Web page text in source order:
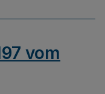
vom